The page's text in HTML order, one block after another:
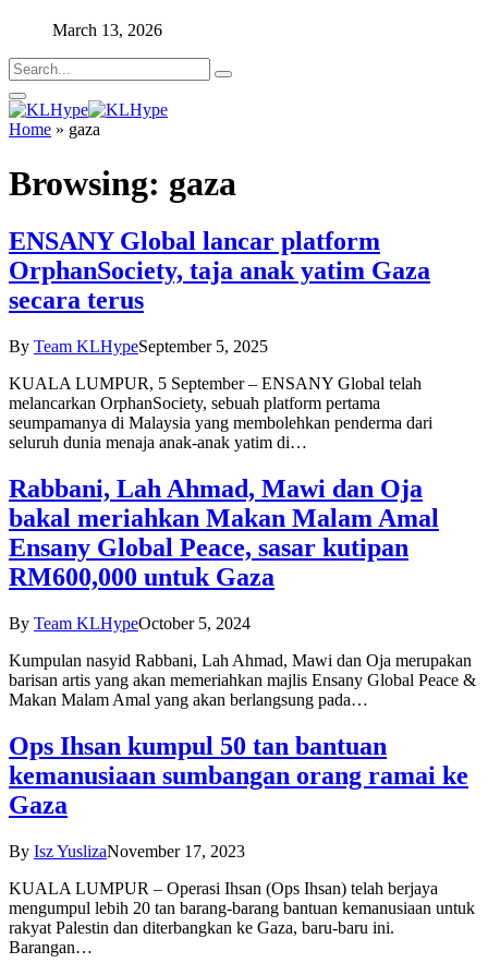
March 13, 2026
Home » gaza
Browsing: gaza
ENSANY Global lancar platform
OrphanSociety, taja anak yatim Gaza
secara terus
By Team KLHypeSeptember 5, 2025
KUALA LUMPUR, 5 September – ENSANY Global telah
melancarkan OrphanSociety, sebuah platform pertama
seumpamanya di Malaysia yang membolehkan penderma dari
seluruh dunia menaja anak-anak yatim di…
Rabbani, Lah Ahmad, Mawi dan Oja
bakal meriahkan Makan Malam Amal
Ensany Global Peace, sasar kutipan
RM600,000 untuk Gaza
By Team KLHypeOctober 5, 2024
Kumpulan nasyid Rabbani, Lah Ahmad, Mawi dan Oja merupakan
barisan artis yang akan memeriahkan majlis Ensany Global Peace &
Makan Malam Amal yang akan berlangsung pada…
Ops Ihsan kumpul 50 tan bantuan
kemanusiaan sumbangan orang ramai ke
Gaza
By Isz YuslizaNovember 17, 2023
KUALA LUMPUR – Operasi Ihsan (Ops Ihsan) telah berjaya
mengumpul lebih 20 tan barang-barang bantuan kemanusiaan untuk
rakyat Palestin dan diterbangkan ke Gaza, baru-baru ini.
Barangan…